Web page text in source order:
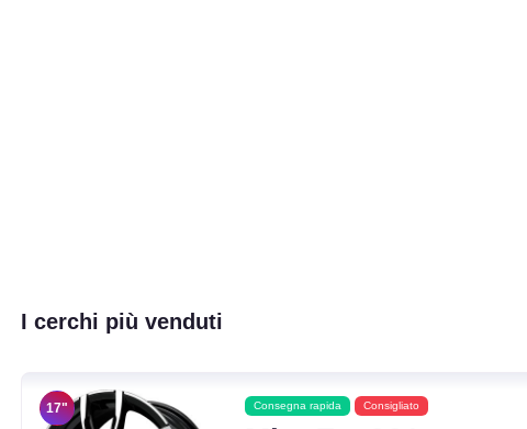
I cerchi più venduti
17" Consegna rapida Consigliato